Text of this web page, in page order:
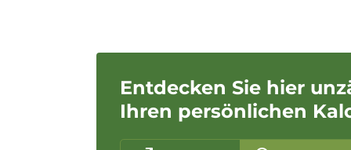
Entdecken Sie hier
Ihren persönlichen